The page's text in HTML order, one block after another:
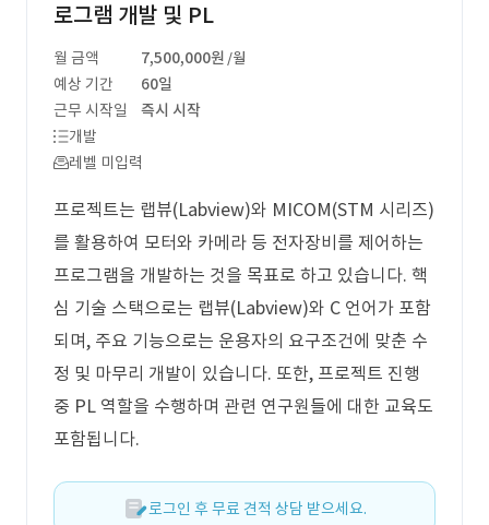
로그램 개발 및 PL
월 금액 7,500,000원 /월
예상 기간
60일
근무 시작일
즉시 시작
개발
레벨 미입력
프로젝트는 랩뷰(Labview)와 MICOM(STM 시리즈)
를 활용하여 모터와 카메라 등 전자장비를 제어하는
프로그램을 개발하는 것을 목표로 하고 있습니다. 핵
심 기술 스택으로는 랩뷰(Labview)와 C 언어가 포함
되며, 주요 기능으로는 운용자의 요구조건에 맞춘 수
정 및 마무리 개발이 있습니다. 또한, 프로젝트 진행
중 PL 역할을 수행하며 관련 연구원들에 대한 교육도
포함됩니다.
로그인 후 무료 견적 상담 받으세요.